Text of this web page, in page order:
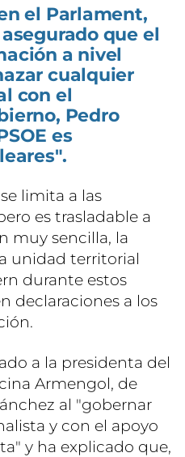
el Parlament,
que el
a nivel
cualquier
con el
Pedro
es
limita a las
es trasladable a
muy sencilla, la
unidad territorial
durante estos
declaraciones a los
a la presidenta del
Armengol, de
al "gobernar
y con el apoyo
y ha explicado que,